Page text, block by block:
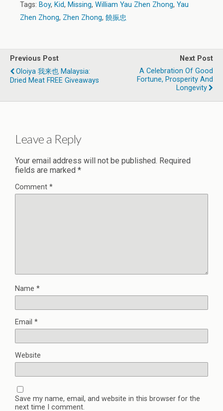
Tags: Boy, Kid, Missing, William Yau Zhen Zhong, Yau
Zhen Zhong, Zhen Zhong, 饒振忠
Previous Post
Oloiya 我来也 Malaysia:
Dried Meat FREE Giveaways
Next Post
A Celebration Of Good
Fortune, Prosperity And
Longevity
Leave a Reply
Your email address will not be published. Required
fields are marked *
Comment *
Name *
Email *
Website
Save my name, email, and website in this browser for the
next time I comment.